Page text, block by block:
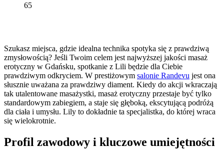
65
Szukasz miejsca, gdzie idealna technika spotyka się z prawdziwą
zmysłowością? Jeśli Twoim celem jest najwyższej jakości masaż
erotyczny w Gdańsku, spotkanie z Lili będzie dla Ciebie
prawdziwym odkryciem. W prestiżowym salonie Randevu jest ona
słusznie uważana za prawdziwy diament. Kiedy do akcji wkraczają
tak utalentowane masażystki, masaż erotyczny przestaje być tylko
standardowym zabiegiem, a staje się głęboką, ekscytującą podróżą
dla ciała i umysłu. Lily to dokładnie ta specjalistka, do której wraca
się wielokrotnie.
Profil zawodowy i kluczowe umiejętności